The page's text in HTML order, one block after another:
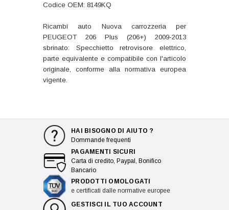
Codice OEM: 8149KQ
Ricambi auto Nuova carrozzeria per
PEUGEOT 206 Plus (206+) 2009-2013
sbrinato: Specchietto retrovisore elettrico,
parte equivalente e compatibile con l'articolo
originale, conforme alla normativa europea
vigente.
HAI BISOGNO DI AIUTO ?
Dommande frequenti
PAGAMENTI SICURI
Carta di credito, Paypal, Bonifico
Bancario
PRODOTTI OMOLOGATI
e certificati dalle normative europee
GESTISCI IL TUO ACCOUNT